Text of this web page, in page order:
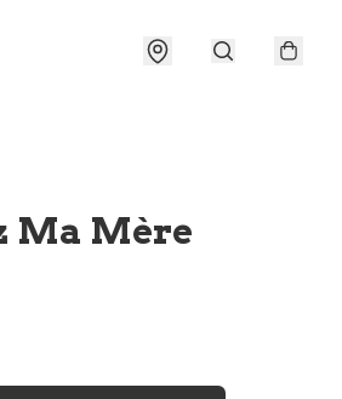
Ma Mère